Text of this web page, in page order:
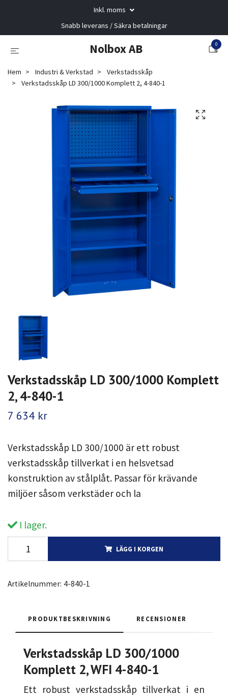
Inkl. moms
Snabb leverans / Säkra betalningar
Nolbox AB 0
Hem Industri & Verkstad
Verkstadsskåp
Verkstadsskåp LD 300/1000 Komplett 2, 4-840-1
Verkstadsskåp LD 300/1000 Komplett
2, 4-840-1
7 634 kr
Verkstadsskåp LD 300/1000 är ett robust
verkstadsskåp tillverkat i en helsvetsad
konstruktion av stålplåt. Passar för krävande
miljöer såsom verkstäder och la
I lager.
LÄGG I KORGEN
Artikelnummer: 4-840-1
PRODUKTBESKRIVNING RECENSIONER
Verkstadsskåp LD 300/1000
Komplett 2, WFI 4-840-1
Ett robust verkstadsskåp tillverkat i en